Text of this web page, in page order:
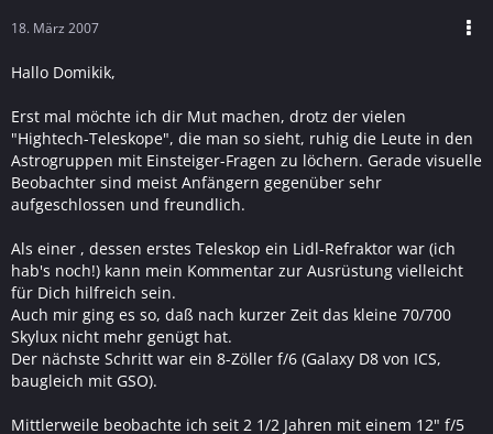
18. März 2007
Hallo Domikik,
Erst mal möchte ich dir Mut machen, drotz der vielen
"Hightech-Teleskope", die man so sieht, ruhig die Leute in den
Astrogruppen mit Einsteiger-Fragen zu löchern. Gerade visuelle
Beobachter sind meist Anfängern gegenüber sehr
aufgeschlossen und freundlich.
Als einer , dessen erstes Teleskop ein Lidl-Refraktor war (ich
hab's noch!) kann mein Kommentar zur Ausrüstung vielleicht
für Dich hilfreich sein.
Auch mir ging es so, daß nach kurzer Zeit das kleine 70/700
Skylux nicht mehr genügt hat.
Der nächste Schritt war ein 8-Zöller f/6 (Galaxy D8 von ICS,
baugleich mit GSO).
Mittlerweile beobachte ich seit 2 1/2 Jahren mit einem 12" f/5